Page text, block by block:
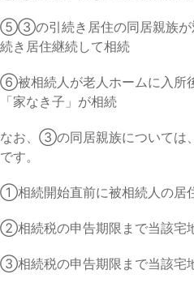
⑤③の引続き居住の同居親族が
続き居住継続して相続
⑥被相続人が老人ホームに入所
「家なき子」が相続
なお、③の同居親族については
です。
①相続開始直前に被相続人の居
②相続税の申告期限まで当該宅
③相続税の申告期限まで当該宅